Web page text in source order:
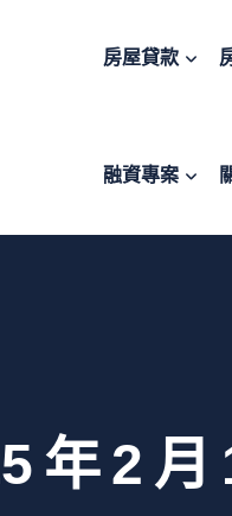
房屋貸款
融資專案
年 2 月